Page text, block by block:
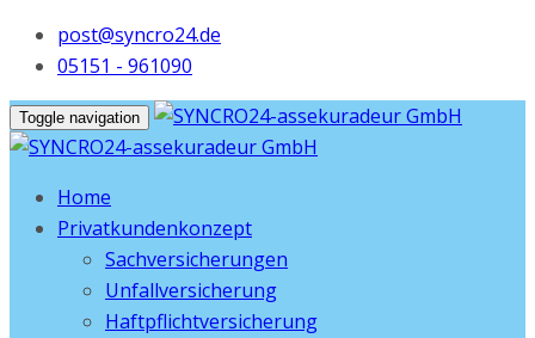
post@syncro24.de
05151 - 961090
Toggle navigation
Home
Privatkundenkonzept
Sachversicherungen
Unfallversicherung
Haftpflichtversicherung